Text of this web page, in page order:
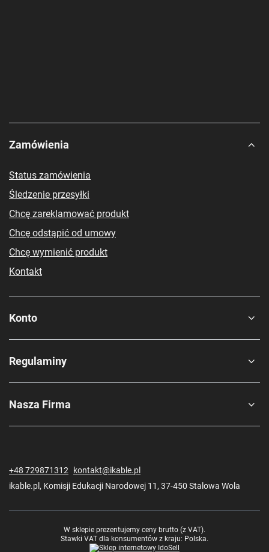
Zamówienia
Status zamówienia
Śledzenie przesyłki
Chcę zareklamować produkt
Chcę odstąpić od umowy
Chcę wymienić produkt
Kontakt
Konto
Regulaminy
Nasza Firma
+48 729871312
kontakt@ikable.pl
ikable.pl , Komisji Edukacji Narodowej 11 , 37-450 Stalowa Wola
W sklepie prezentujemy ceny brutto (z VAT).
Stawki VAT dla konsumentów z kraju: Polska.